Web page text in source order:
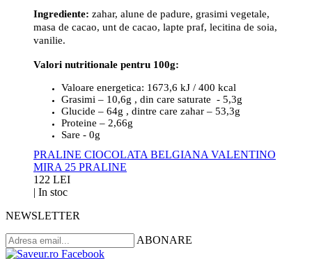
Ingrediente: zahar, alune de padure, grasimi vegetale,
masa de cacao, unt de cacao, lapte praf, lecitina de soia,
vanilie.
Valori nutritionale pentru 100g:
Valoare energetica: 1673,6 kJ / 400 kcal
Grasimi – 10,6g , din care saturate - 5,3g
Glucide – 64g , dintre care zahar – 53,3g
Proteine – 2,66g
Sare - 0g
PRALINE CIOCOLATA BELGIANA VALENTINO
MIRA 25 PRALINE
122 LEI
| In stoc
NEWSLETTER
ABONARE